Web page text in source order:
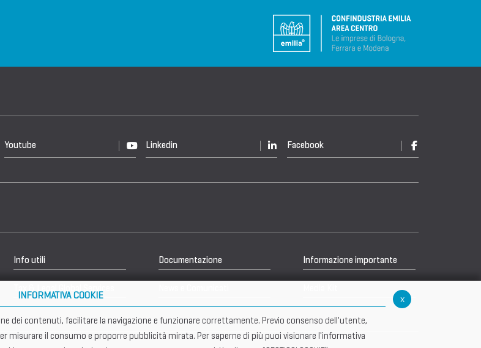
Youtube Linkedin Facebook
Info utili Documentazione Informazione importante
x
INFORMATIVA COOKIE
dei contenuti, facilitare la navigazione e funzionare correttamente. Previo consenso dell'utente,
misurare il consumo e proporre pubblicità mirata. Per saperne di più puoi visionare l'informativa